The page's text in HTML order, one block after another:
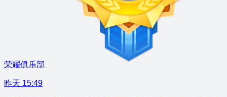
荣耀俱乐部
昨天 15:49